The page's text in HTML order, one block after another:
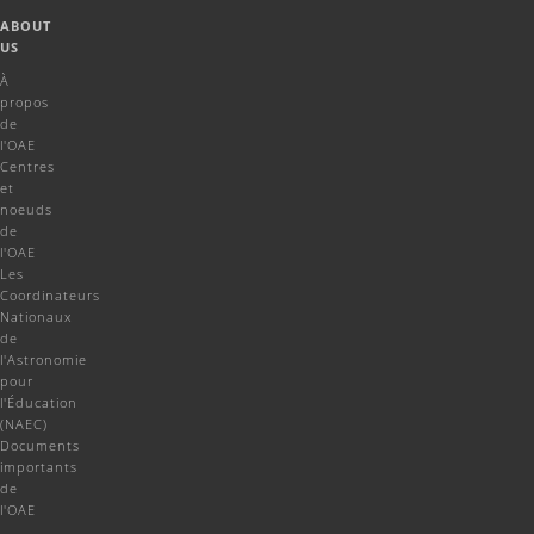
ABOUT
US
À
propos
de
l'OAE
Centres
et
noeuds
de
l'OAE
Les
Coordinateurs
Nationaux
de
l'Astronomie
pour
l'Éducation
(NAEC)
Documents
importants
de
l'OAE